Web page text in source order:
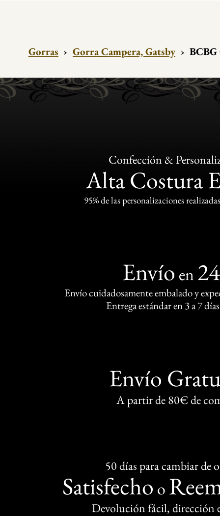
Gorras › Gorra Campera, Gatsby ›
Confección &
Alta Costura
95% de las personalizaciones
Envío en
Envío cuidadosamente embalado y
Entrega estándar en 3 a 7
Envío
A partir de 80€ de
50 días para cambiar de
Satisfecho o
Devolución fácil, dirección